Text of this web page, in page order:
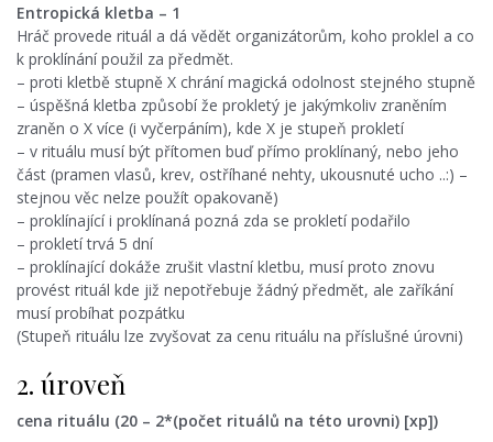
Entropická kletba – 1
Hráč provede rituál a dá vědět organizátorům, koho proklel a co
k proklínání použil za předmět.
– proti kletbě stupně X chrání magická odolnost stejného stupně
– úspěšná kletba způsobí že prokletý je jakýmkoliv zraněním
zraněn o X více (i vyčerpáním), kde X je stupeň prokletí
– v rituálu musí být přítomen buď přímo proklínaný, nebo jeho
část (pramen vlasů, krev, ostříhané nehty, ukousnuté ucho ..:) –
stejnou věc nelze použít opakovaně)
– proklínající i proklínaná pozná zda se prokletí podařilo
– prokletí trvá 5 dní
– proklínající dokáže zrušit vlastní kletbu, musí proto znovu
provést rituál kde již nepotřebuje žádný předmět, ale zaříkání
musí probíhat pozpátku
(Stupeň rituálu lze zvyšovat za cenu rituálu na příslušné úrovni)
2. úroveň
cena rituálu (20 – 2*(počet rituálů na této urovni) [xp])